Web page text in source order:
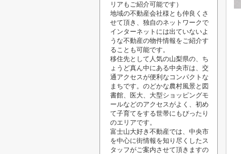
リアもご紹介可能です）
地域の不動産会社様とも仲良くさ
せて頂き、独自のネットワークで
インターネットには出ていないよ
うな不動産の物件情報をご紹介す
ることも可能です。
移住先として人気の山梨県の、ち
ょうど真ん中にある中央市は、交
通アクセスが便利なコンパクトな
まちです。のどかな農村風景と図
書館、医大、大型ショッピングモ
ールなどのアクセスがよく、初め
て子育てをする世帯にもぴったり
のエリアです。
富士山大好き不動産では、中央市
を中心に街情報を知り尽くしたス
タッフがご案内させて頂きますの